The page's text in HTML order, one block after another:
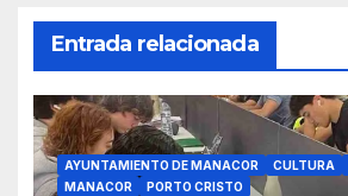
Entrada relacionada
AYUNTAMIENTO DE MANACOR CULTURA
MANACOR
PORTO CRISTO